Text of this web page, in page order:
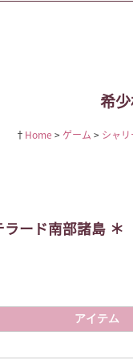
希
Home ゲーム シャ
ラード南部諸島
アイテム